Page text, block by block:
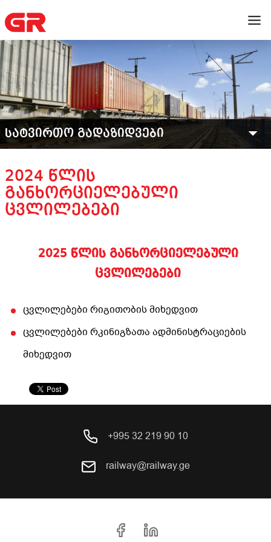
ᲡᲐᲢᲕᲘᲠᲗᲝ ᲒᲐᲓᲐᲖᲘᲓᲕᲔᲑᲘ
2024 ᲬᲚᲘᲡ
ᲒᲐᲜᲮᲝᲠᲪᲘᲔᲚᲔᲑᲣᲚᲘ
ᲪᲕᲚᲘᲚᲔᲑᲔᲑᲘ
2025 წლის განხორციელებული
ცვლილებები
ცვლილებები რიგითობის მიხედვით
ცვლილებები რკინიგზათა ადმინისტრაციების
მიხედვით
+995 32 219 90 10
railway@railway.ge